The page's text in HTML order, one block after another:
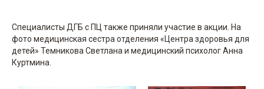
Специалисты ДГБ с ПЦ также приняли участие в акции. На
фото медицинская сестра отделения «Центра здоровья для
детей» Темникова Светлана и медицинский психолог Анна
Куртмина.